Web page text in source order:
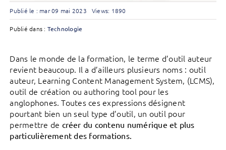
Publié le : mar 09 mai 2023 Views: 1890
Publié dans : Technologie
Dans le monde de la formation, le terme d’outil auteur
revient beaucoup. Il a d’ailleurs plusieurs noms : outil
auteur, Learning Content Management System, (LCMS),
outil de création ou authoring tool pour les
anglophones. Toutes ces expressions désignent
pourtant bien un seul type d’outil, un outil pour
permettre de créer du contenu numérique et plus
particulièrement des formations.